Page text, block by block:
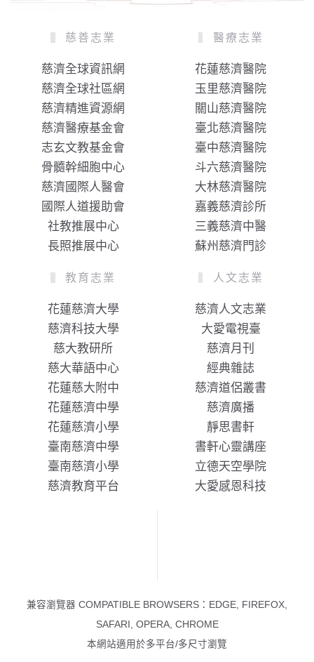
慈善志業
慈濟全球資訊網
慈濟全球社區網
慈濟精進資源網
慈濟醫療基金會
志玄文教基金會
骨髓幹細胞中心
慈濟國際人醫會
國際人道援助會
社教推展中心
長照推展中心
醫療志業
花蓮慈濟醫院
玉里慈濟醫院
關山慈濟醫院
臺北慈濟醫院
臺中慈濟醫院
斗六慈濟醫院
大林慈濟醫院
嘉義慈濟診所
三義慈濟中醫
蘇州慈濟門診
教育志業
花蓮慈濟大學
慈濟科技大學
慈大教研所
慈大華語中心
花蓮慈大附中
花蓮慈濟中學
花蓮慈濟小學
臺南慈濟中學
臺南慈濟小學
慈濟教育平台
人文志業
慈濟人文志業
大愛電視臺
慈濟月刊
經典雜誌
慈濟道侶叢書
慈濟廣播
靜思書軒
書軒心靈講座
立德天空學院
大愛感恩科技
兼容瀏覽器 COMPATIBLE BROWSERS：EDGE, FIREFOX,
SAFARI, OPERA, CHROME
本網站適用於多平台/多尺寸瀏覽